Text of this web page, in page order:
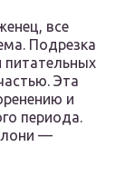
все
Подрезка
Эта
и
периода.
—